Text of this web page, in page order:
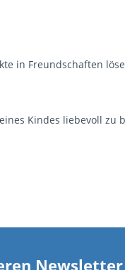
in Freundschaften
Kindes liebevoll